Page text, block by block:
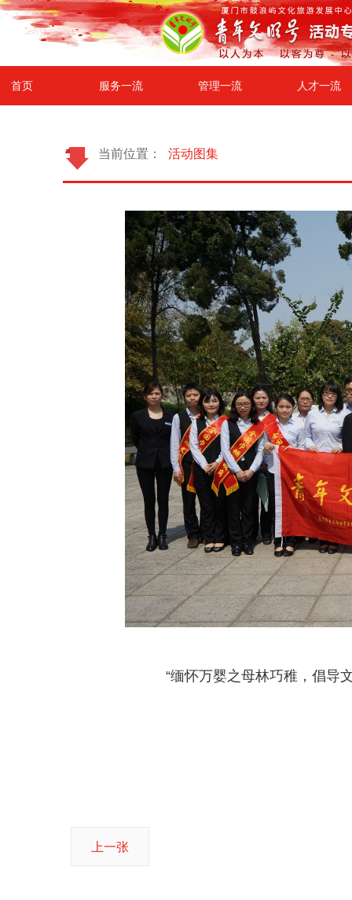
首页 服务一流 管理一流 人才一流
当前位置： 活动图集
“缅怀万婴之母林巧稚，倡
上一张